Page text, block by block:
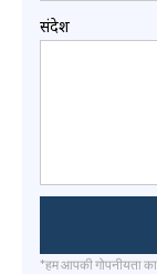
संदेश
*हम आपकी गोपनीयता